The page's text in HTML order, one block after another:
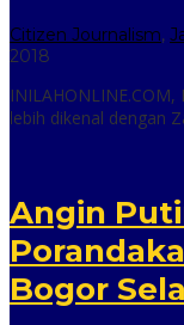
Citizen Journalism,
2018
online
lebih dikenal dengan
Angin
Bogor